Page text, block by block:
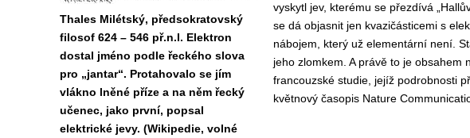
Thales Milétský, předsokratovský
filosof 624 – 546 př.n.l. Elektron
dostal jméno podle řeckého slova
pro „jantar“. Protahovalo se jím
vlákno lněné příze a na něm řecký
učenec, jako první, popsal
elektrické jevy. (Wikipedie, volné
vyskytl jev, kterému se přezdívá
se dá objasnit jen kvazičásticemi s
nábojem, který už elementární není.
jeho zlomkem. A právě to je obsahem
francouzské studie, jejíž podrobnosti
květnový časopis Nature